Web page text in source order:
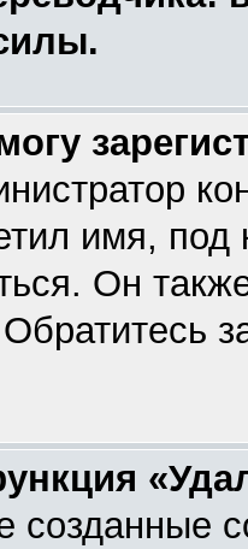
имя,
Он
Обратитесь
созданные